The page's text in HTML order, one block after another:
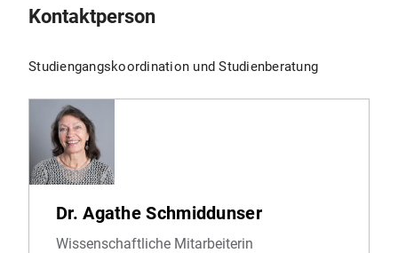
Kontaktperson
Studiengangskoordination und Studienberatung
Dr. Agathe Schmiddunser
Wissenschaftliche Mitarbeiterin